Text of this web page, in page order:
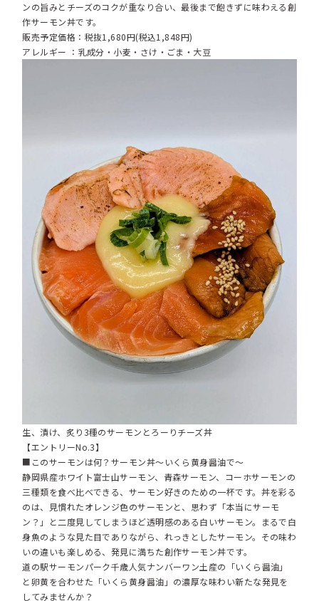
ンの旨みとチーズのコクが重なり合い、最後まで飽きずに味わえる創
作サーモン丼です。
販売予定価格：税抜1,680円(税込1,848円)
アレルギー ：乳成分・小麦・さけ・ごま・大豆
生、漬け、炙り3種のサーモンとろーりチーズ丼
【エントリーNo.3】
■このサーモンは何？サーモン丼～いくら黄身醤油で～
静岡県産ホワイト富士山サーモン、青森サーモン、コーホサーモンの
三種類を食べ比べできる、サーモン好きのための一杯です。丼を彩る
のは、見慣れたオレンジ色のサーモンと、思わず「本当にサーモ
ン？」と二度見してしまうほど透明感のある白いサーモン。まるで白
身魚のような見た目でありながら、れっきとしたサーモン。その味わ
いの違いも楽しめる、発見に満ちた創作サーモン丼です。
道の駅サーモンパーク千歳人気ナンバーワン土産の「いくら醤油」
と卵黄を合わせた「いくら黄身醤油」の濃厚な味わい新たな発見を
してみませんか？